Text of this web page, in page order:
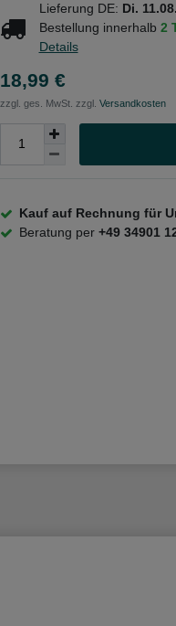
Lieferung DE: Di.
Bestellung innerhalb 2
Details
18,99 €
zzgl. ges. MwSt. zzgl. Versandkosten
Kauf auf Rechnung für
Beratung per +49 34901